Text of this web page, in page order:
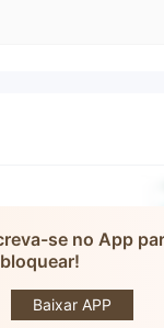
se no App
Baixar APP
Icon FX